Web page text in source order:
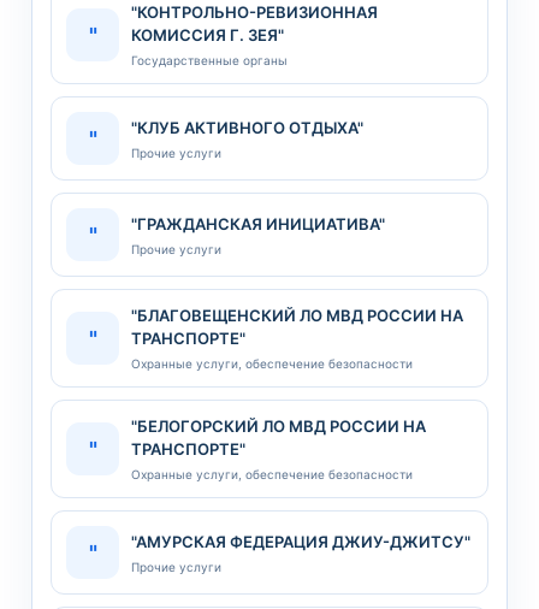
"
"КОНТРОЛЬНО-РЕВИЗИОННАЯ
КОМИССИЯ Г. ЗЕЯ"
Государственные органы
" "КЛУБ АКТИВНОГО ОТДЫХА"
Прочие услуги
" "ГРАЖДАНСКАЯ ИНИЦИАТИВА"
Прочие услуги
"
"БЛАГОВЕЩЕНСКИЙ ЛО МВД РОССИИ НА
ТРАНСПОРТЕ"
Охранные услуги, обеспечение безопасности
"
"БЕЛОГОРСКИЙ ЛО МВД РОССИИ НА
ТРАНСПОРТЕ"
Охранные услуги, обеспечение безопасности
" "АМУРСКАЯ ФЕДЕРАЦИЯ ДЖИУ-ДЖИТСУ"
Прочие услуги